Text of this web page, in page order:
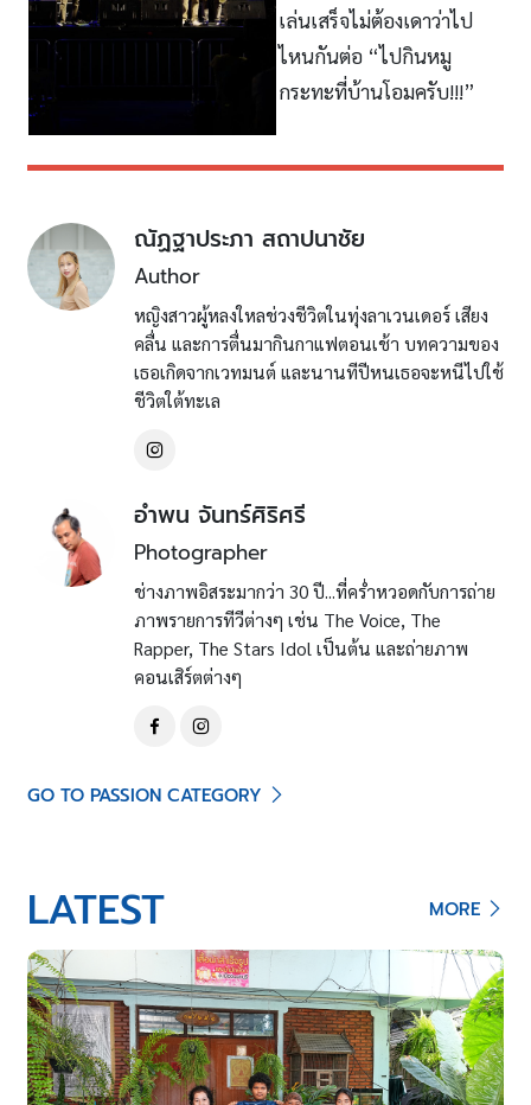
เล่นเสร็จไม่ต้องเดาว่าไป
ไหนกันต่อ “ไปกินหมู
กระทะที่บ้านโอมครับ!!!”
ณัฏฐาประภา สถาปนาชัย
Author
หญิงสาวผู้หลงใหลช่วงชีวิตในทุ่งลาเวนเดอร์ เสียง
คลื่น และการตื่นมากินกาแฟตอนเช้า บทความของ
เธอเกิดจากเวทมนต์ และนานทีปีหนเธอจะหนีไปใช้
ชีวิตใต้ทะเล
อำพน จันทร์ศิริศรี
Photographer
ช่างภาพอิสระมากว่า 30 ปี...ที่คร่ำหวอดกับการถ่าย
ภาพรายการทีวีต่างๆ เช่น The Voice, The
Rapper, The Stars Idol เป็นต้น และถ่ายภาพ
คอนเสิร์ตต่างๆ
GO TO PASSION CATEGORY
LATEST MORE